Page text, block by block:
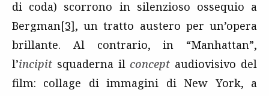
di coda) scorrono in silenzioso ossequio a
Bergman[3], un tratto austero per un’opera
brillante. Al contrario, in “Manhattan”,
l’incipit squaderna ilconcept audiovisivo del
film: collage di immagini di New York, a